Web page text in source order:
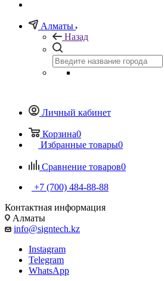
Алматы
Назад
Личный кабинет
Корзина0
Избранные товары0
Сравнение товаров0
+7 (700) 484-88-88
Контактная информация
Алматы
info@signtech.kz
Instagram
Telegram
WhatsApp